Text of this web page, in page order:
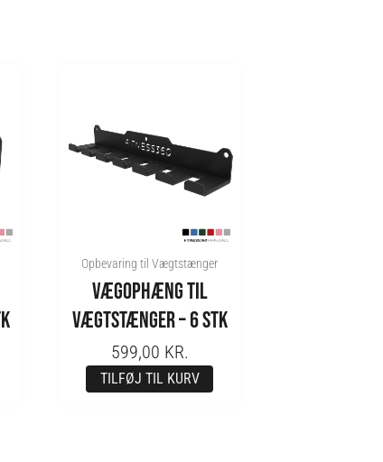
Opbevaring til Vægtstænger
VÆGOPHÆNG TIL
VÆGTSTÆNGER – 6 STK
599,00 KR.
TILFØJ TIL KURV